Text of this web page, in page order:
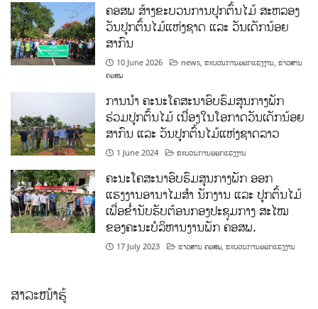
ຄອສພ ສ້າງຂະບວນການປູກຕົ້ນໄມ້ ສະຫລອງ
ວັນປູກຕົ້ນໄມ້ແຫ່ງຊາດ ແລະ ວັນເດັກນ້ອຍ
ສາກົນ
10 June 2026 news ,ຂະບວນການອອກແຮງງານ ,ຂ່າວສານ
ຄອສພ
ການນໍາ ຄະນະໂຄສະນາອົບຮົມສູນກາງພັກ
ຮ່ວມປູກຕົ້ນໄມ້ ເນື່ອງໃນໂອກາດວັນເດັກນ້ອຍ
ສາກົນ ແລະ ວັນປູກຕົ້ນໄມ້ແຫ່ງຊາດລາວ
1 June 2024 ຂະບວນການອອກແຮງງານ
ຄະນະໂຄສະນາອົບຮົມສູນກາງພັກ ອອກ
ແຮງງານອານາໄມສໍາ ນັກງານ ແລະ ປູກຕົ້ນໄມ້
ເພື່ອຂໍ່ານັບຮັບຕ້ອນກອງປະຊຸມກາງ ສະໄໝ
ຂອງຄະນະບໍລິຫານງານພັກ ຄອສພ.
17 July 2023 ຂ່າວສານ ຄອສພ ,ຂະບວນການອອກແຮງງານ
ສາລະໜ້າຮູ້